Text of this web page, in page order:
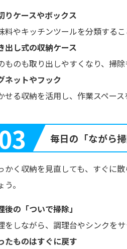
りケースやボックス
料やキッチンツールを分類する
出し式の収納ケース
ものも取り出しやすくなり、掃除
ネットやフック
せる収納を活用し、作業スペース
毎日の「ながら
かく収納を見直しても、すぐに
う。
後の「ついで掃除」
をしながら、調理台やシンクをサ
たものはすぐに戻す